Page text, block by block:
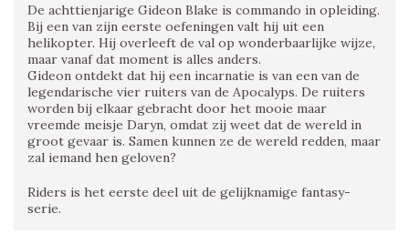
De achttienjarige Gideon Blake is commando in opleiding.
Bij een van zijn eerste oefeningen valt hij uit een
helikopter. Hij overleeft de val op wonderbaarlijke wijze,
maar vanaf dat moment is alles anders.
Gideon ontdekt dat hij een incarnatie is van een van de
legendarische vier ruiters van de Apocalyps. De ruiters
worden bij elkaar gebracht door het mooie maar
vreemde meisje Daryn, omdat zij weet dat de wereld in
groot gevaar is. Samen kunnen ze de wereld redden, maar
zal iemand hen geloven?
Riders is het eerste deel uit de gelijknamige fantasy-
serie.